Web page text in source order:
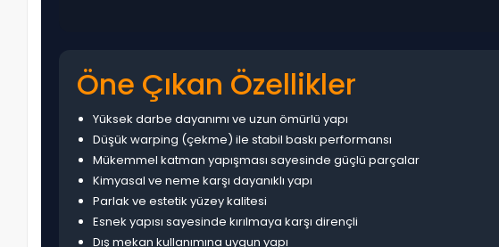
Öne Çıkan Özellikler
Yüksek darbe dayanımı ve uzun ömürlü yapı
Düşük warping (çekme) ile stabil baskı performansı
Mükemmel katman yapışması sayesinde güçlü parçalar
Kimyasal ve neme karşı dayanıklı yapı
Parlak ve estetik yüzey kalitesi
Esnek yapısı sayesinde kırılmaya karşı dirençli
Dış mekan kullanımına uygun yapı